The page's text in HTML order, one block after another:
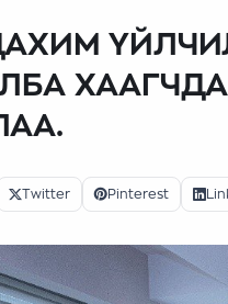
Twitter Pinterest